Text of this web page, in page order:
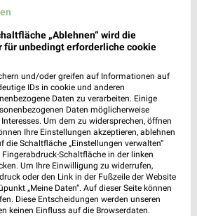
4
- 19:00 Uhr | Geöffnet
• Angebote: 2 Prospekte
3
- 19:00 Uhr |
Geöffnet
„Ablehnen“ wird die
für unbedingt erforderliche cookie
und/oder greifen auf Informationen auf
IDs in cookie und anderen
Daten zu verarbeiten. Einige
Daten möglicherweise
Um dem zu widersprechen, öffnen
Ihre Einstellungen akzeptieren, ablehnen
die Schaltfläche „Einstellungen verwalten“
Schaltfläche in der linken
Um Ihre Einwilligung zu widerrufen,
oder den Link in der Fußzeile der Website
„Meine Daten“. Auf dieser Seite können
Diese Entscheidungen werden unseren
keinen Einfluss auf die Browserdaten.